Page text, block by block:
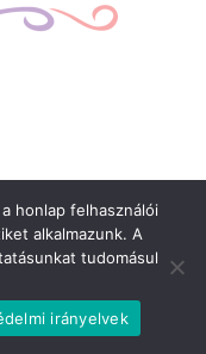
honlap felhasználói
alkalmazunk. A
tudomásul
irányelvek